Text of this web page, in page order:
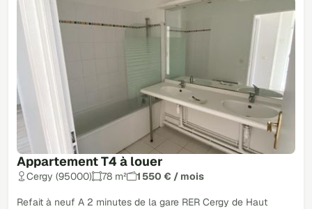
Appartement T4 à louer
Cergy (95000) 78 m² 1 550 € / mois
Refait à neuf A 2 minutes de la gare RER Cergy de Haut